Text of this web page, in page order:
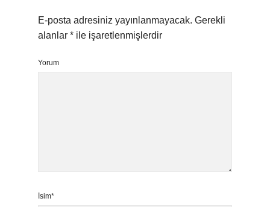
E-posta adresiniz yayınlanmayacak. Gerekli
alanlar * ile işaretlenmişlerdir
Yorum
İsim*